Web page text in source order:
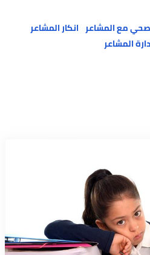
مع المشاعر انكار المشاعر
المشاعر